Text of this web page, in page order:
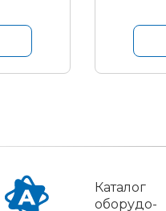
Каталог
обо­рудо­